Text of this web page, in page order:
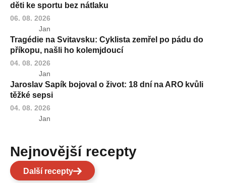
děti ke sportu bez nátlaku
06. 08. 2026
Jan
Tragédie na Svitavsku: Cyklista zemřel po pádu do
příkopu, našli ho kolemjdoucí
04. 08. 2026
Jan
Jaroslav Sapík bojoval o život: 18 dní na ARO kvůli
těžké sepsi
04. 08. 2026
Jan
Nejnovější recepty
Další recepty